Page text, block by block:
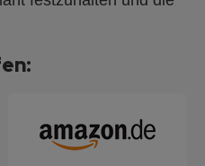
zu fördern. Mit
effektiv unterstützt
sorgen dafür, dass
beliebigen Untergrund